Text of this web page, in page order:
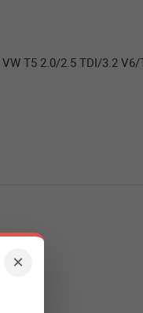
×
T5 2.0/2.5 TDI/3.2 V6/